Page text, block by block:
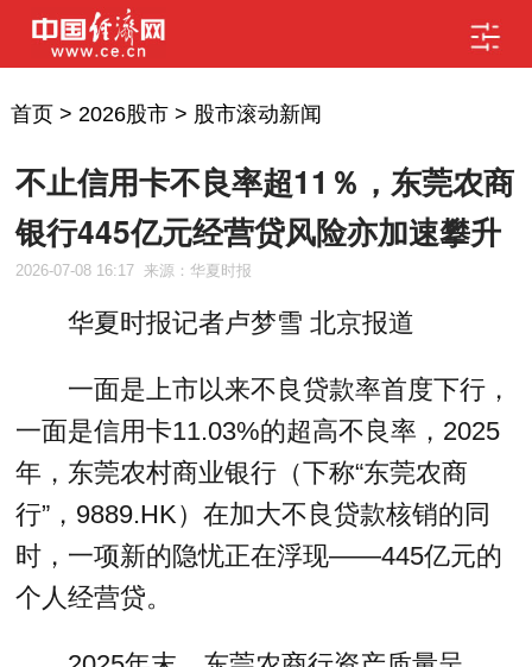
首页> 2026股市> 股市滚动新闻
不止信用卡不良率超11％，东莞农商
银行445亿元经营贷风险亦加速攀升
2026-07-08 16:17 来源：华夏时报
华夏时报记者卢梦雪 北京报道
一面是上市以来不良贷款率首度下行，
一面是信用卡11.03%的超高不良率，2025
年，东莞农村商业银行（下称“东莞农商
行”，9889.HK）在加大不良贷款核销的同
时，一项新的隐忧正在浮现——445亿元的
个人经营贷。